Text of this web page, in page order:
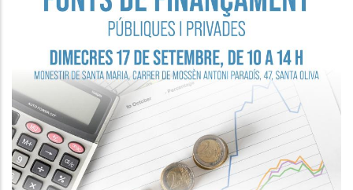
Seminari Empresarial “Fonts De
Finançament Públiques I Privades”.
P. econòmica